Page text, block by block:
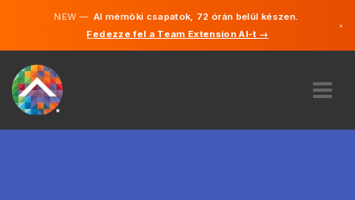
NEW —AI mérnöki csapatok, 72 órán belül készen.
Fedezze fel a Team Extension AI-t →
×